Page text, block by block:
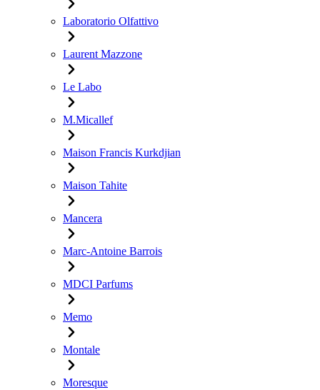
Laboratorio Olfattivo
Laurent Mazzone
Le Labo
M.Micallef
Maison Francis Kurkdjian
Maison Tahite
Mancera
Marc-Antoine Barrois
MDCI Parfums
Memo
Montale
Moresque